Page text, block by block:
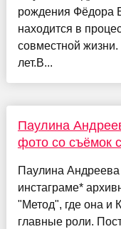
рождения Фёдора
находится в
совместной
лет.В...
Паулина
фото со съёмок
Паулина
инстаграме*
"Метод", где она и
главные роли.